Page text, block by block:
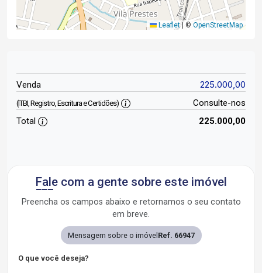
Leaflet © OpenStreetMap
Venda 225.000,00
(ITBI, Registro, Escritura e Certidões)
Consulte-nos
Total
225.000,00
Fale com a gente sobre este imóvel
Preencha os campos abaixo e retornamos o seu contato
em breve.
Mensagem sobre o imóvel Ref. 66947
O que você deseja?